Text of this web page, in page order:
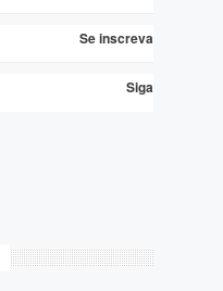
Se inscreva
Siga